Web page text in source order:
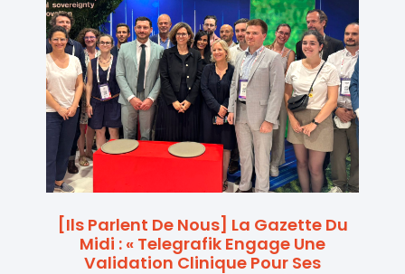
[Ils Parlent De Nous] La Gazette Du
Midi : « Telegrafik Engage Une
Validation Clinique Pour Ses